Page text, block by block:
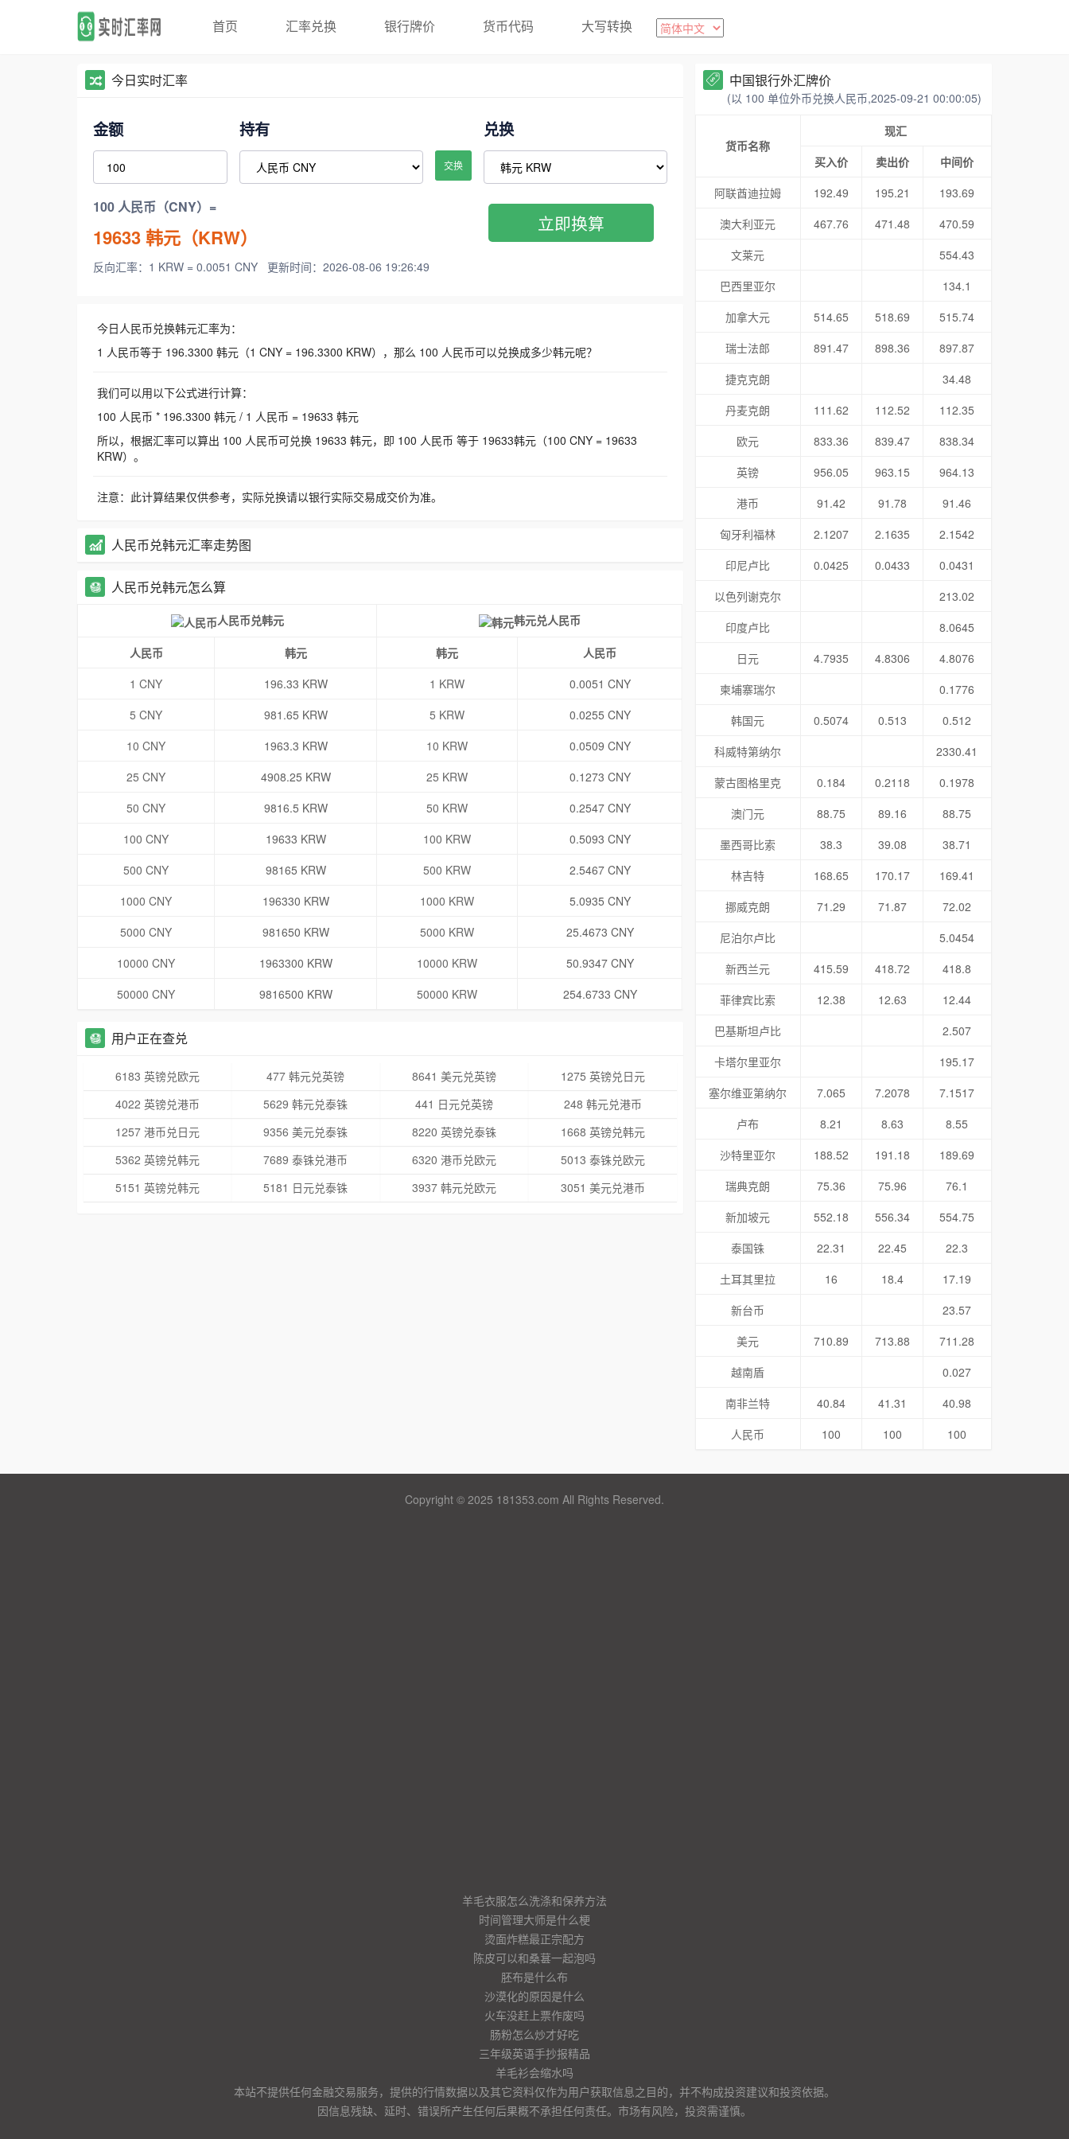
首页 汇率兑换 银行牌价 货币代码 大写转换
今日实时汇率
金额 持有
交换
兑换
100 人民币（CNY）=
19633韩元（KRW）
反向汇率：1 KRW = 0.0051 CNY 更新时间：2026-08-06 19:26:49
立即换算
今日人民币兑换韩元汇率为：
1 人民币等于 196.3300 韩元（1 CNY = 196.3300 KRW），那么 100 人民币可以兑换成多少韩元呢？
我们可以用以下公式进行计算：
100 人民币 * 196.3300 韩元 / 1 人民币 = 19633 韩元
所以，根据汇率可以算出 100 人民币可兑换 19633 韩元，即 100 人民币 等于 19633韩元（100 CNY = 19633
KRW）。
注意：此计算结果仅供参考，实际兑换请以银行实际交易成交价为准。
人民币兑韩元汇率走势图
人民币兑韩元怎么算
人民币兑韩元 韩元兑人民币
人民币 韩元 韩元
人民币
1 CNY
196.33 KRW 1 KRW
0.0051 CNY
5 CNY
981.65 KRW 5 KRW
0.0255 CNY
10 CNY
1963.3 KRW 10 KRW
0.0509 CNY
25 CNY
4908.25 KRW 25 KRW
0.1273 CNY
50 CNY
9816.5 KRW 50 KRW
0.2547 CNY
100 CNY
19633 KRW 100 KRW
0.5093 CNY
500 CNY
98165 KRW 500 KRW
2.5467 CNY
1000 CNY
196330 KRW 1000 KRW
5.0935 CNY
5000 CNY
981650 KRW 5000 KRW
25.4673 CNY
10000 CNY
1963300 KRW 10000 KRW
50.9347 CNY
50000 CNY
9816500 KRW 50000 KRW 254.6733 CNY
用户正在查兑
6183 英镑兑欧元 477 韩元兑英镑 8641 美元兑英镑
1275 英镑兑日元
4022 英镑兑港币
5629 韩元兑泰铢 441 日元兑英镑
248 韩元兑港币
1257 港币兑日元
9356 美元兑泰铢 8220 英镑兑泰铢
1668 英镑兑韩元
5362 英镑兑韩元
7689 泰铢兑港币 6320 港币兑欧元
5013 泰铢兑欧元
5151 英镑兑韩元
5181 日元兑泰铢 3937 韩元兑欧元 3051 美元兑港币
中国银行外汇牌价
(以 100 单位外币兑换人民币,2025-09-21 00:00:05)
货币名称
现汇
买入价
卖出价
中间价
阿联酋迪拉姆
192.49 195.21
193.69
澳大利亚元
467.76 471.48
470.59
文莱元
554.43
巴西里亚尔
134.1
加拿大元
514.65 518.69
515.74
瑞士法郎
891.47 898.36
897.87
捷克克朗
34.48
丹麦克朗
111.62 112.52
112.35
欧元
833.36 839.47
838.34
英镑
956.05 963.15
964.13
港币
91.42 91.78
91.46
匈牙利福林
2.1207 2.1635
2.1542
印尼卢比
0.0425 0.0433
0.0431
以色列谢克尔
213.02
印度卢比
8.0645
日元
4.7935 4.8306
4.8076
柬埔寨瑞尔
0.1776
韩国元
0.5074 0.513
0.512
科威特第纳尔
2330.41
蒙古图格里克
0.184 0.2118
0.1978
澳门元
88.75 89.16
88.75
墨西哥比索
38.3 39.08
38.71
林吉特
168.65 170.17
169.41
挪威克朗
71.29 71.87
72.02
尼泊尔卢比
5.0454
新西兰元
415.59 418.72
418.8
菲律宾比索
12.38 12.63
12.44
巴基斯坦卢比
2.507
卡塔尔里亚尔
195.17
塞尔维亚第纳尔
7.065 7.2078
7.1517
卢布
8.21 8.63
8.55
沙特里亚尔
188.52 191.18
189.69
瑞典克朗
75.36 75.96
76.1
新加坡元
552.18 556.34
554.75
泰国铢
22.31 22.45
22.3
土耳其里拉
16 18.4
17.19
新台币
23.57
美元
710.89 713.88
711.28
越南盾
0.027
南非兰特
40.84 41.31
40.98
人民币
100 100 100
Copyright © 2025 181353.com All Rights Reserved.
羊毛衣服怎么洗涤和保养方法
时间管理大师是什么梗
烫面炸糕最正宗配方
陈皮可以和桑葚一起泡吗
胚布是什么布
沙漠化的原因是什么
火车没赶上票作废吗
肠粉怎么炒才好吃
三年级英语手抄报精品
羊毛衫会缩水吗
本站不提供任何金融交易服务，提供的行情数据以及其它资料仅作为用户获取信息之目的，并不构成投资建议和投资依据。
因信息残缺、延时、错误所产生任何后果概不承担任何责任。市场有风险，投资需谨慎。